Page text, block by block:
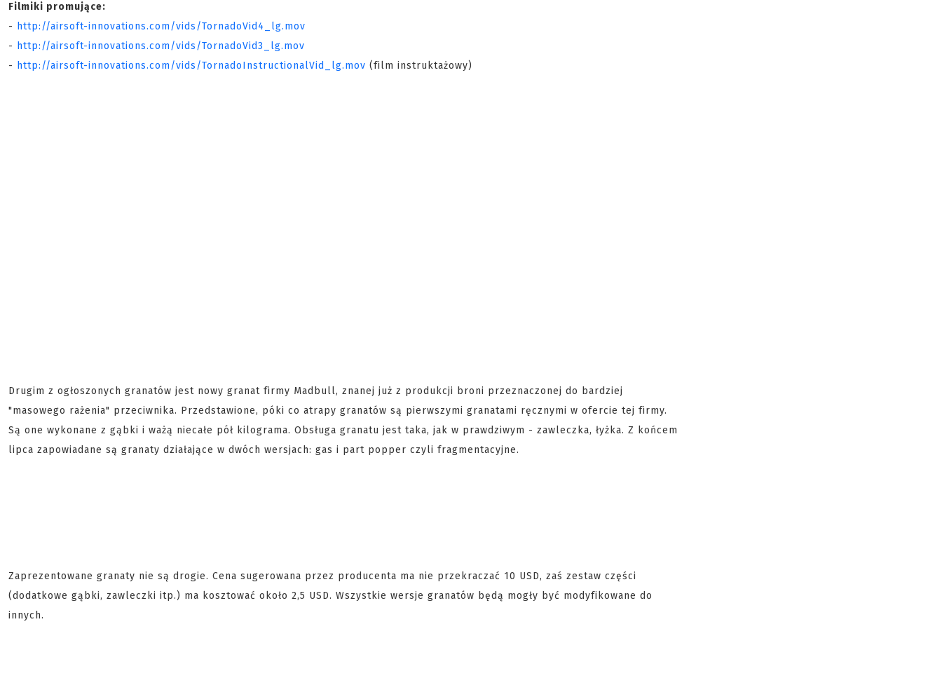
Filmiki promujące:
- http://airsoft-innovations.com/vids/TornadoVid4_lg.mov
- http://airsoft-innovations.com/vids/TornadoVid3_lg.mov
- http://airsoft-innovations.com/vids/TornadoInstructionalVid_lg.mov (film instruktażowy)
Drugim z ogłoszonych granatów jest nowy granat firmy Madbull, znanej już z produkcji broni przeznaczonej do bardziej
"masowego rażenia" przeciwnika. Przedstawione, póki co atrapy granatów są pierwszymi granatami ręcznymi w ofercie tej firmy.
Są one wykonane z gąbki i ważą niecałe pół kilograma. Obsługa granatu jest taka, jak w prawdziwym - zawleczka, łyżka. Z końcem
lipca zapowiadane są granaty działające w dwóch wersjach: gas i part popper czyli fragmentacyjne.
Zaprezentowane granaty nie są drogie. Cena sugerowana przez producenta ma nie przekraczać 10 USD, zaś zestaw części
(dodatkowe gąbki, zawleczki itp.) ma kosztować około 2,5 USD. Wszystkie wersje granatów będą mogły być modyfikowane do
innych.